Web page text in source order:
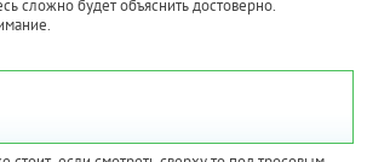
сложно будет объяснить достоверно.